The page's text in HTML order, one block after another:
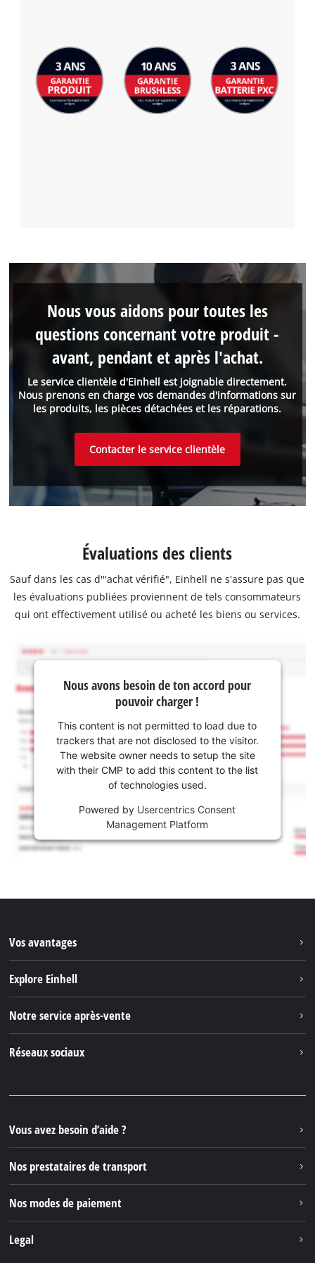
Le service clientèle d'Einhell est joignable directement.
Nous prenons en charge vos demandes d'informations sur
les produits, les pièces détachées et les réparations.
Nous vous aidons pour toutes les
questions concernant votre produit -
avant, pendant et après l'achat.
Contacter le service clientèle
Évaluations des clients
Sauf dans les cas d'"achat vérifié", Einhell ne s'assure pas que
les évaluations publiées proviennent de tels consommateurs
qui ont effectivement utilisé ou acheté les biens ou services.
Nous avons besoin de ton accord pour
pouvoir charger !
This content is not permitted to load due to
trackers that are not disclosed to the visitor.
The website owner needs to setup the site
with their CMP to add this content to the list
of technologies used.
Powered by Usercentrics Consent
Management Platform
Vos avantages
Explore Einhell
Einhell Germany AG
Notre service après-vente
Réseaux sociaux
Instagram
TikTok
Pinterest
Vous avez besoin d’aide ?
Nos prestataires de transport
Nos modes de paiement
Legal